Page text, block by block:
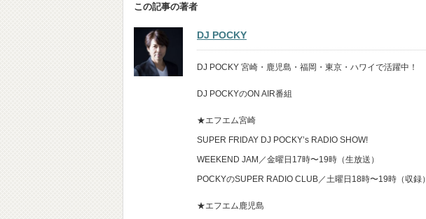
この記事の著者
DJ POCKY
DJ POCKY 宮崎・鹿児島・福岡・東京・ハワイで活躍中！
DJ POCKYのON AIR番組
★エフエム宮崎
SUPER FRIDAY DJ POCKY’s RADIO SHOW!
WEEKEND JAM／金曜日17時〜19時（生放送）
POCKYのSUPER RADIO CLUB／土曜日18時〜19時（収録）
★エフエム鹿児島